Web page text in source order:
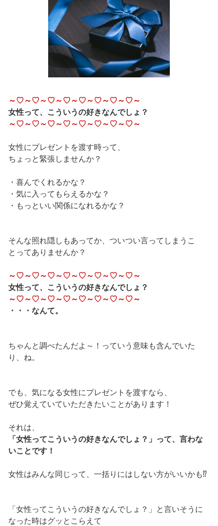
～♡～♡～♡～♡～♡～♡～♡～♡～
女性って、こういうの好きなんでしょ？
～♡～♡～♡～♡～♡～♡～♡～♡～
女性にプレゼントを渡す時って、
ちょっと緊張しませんか？
・喜んでくれるかな？
・気に入ってもらえるかな？
・もっといい関係になれるかな？
そんな照れ隠しもあってか、ついつい言ってしまうこ
とってありませんか？
～♡～♡～♡～♡～♡～♡～♡～♡～
女性って、こういうの好きなんでしょ？
～♡～♡～♡～♡～♡～♡～♡～♡～
・・・なんて。
ちゃんと調べたんだよ～！っていう意味も含んでいた
り、ね。
でも、気になる女性にプレゼントを渡すなら、
ぜひ覚えていていただきたいことがあります！
それは、
「女性ってこういうの好きなんでしょ？」って、言わな
いことです！
女性はみんな同じって、一括りにはしない方がいいかも⁉
「女性ってこういうの好きなんでしょ？」と言いそうに
なった時はグッとこらえて